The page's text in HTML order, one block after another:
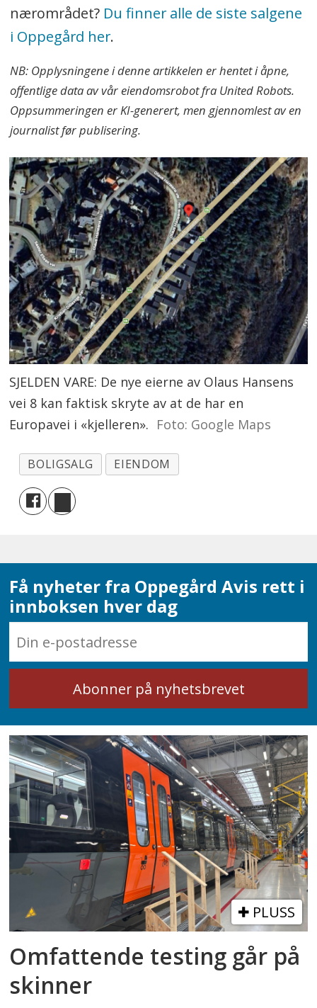
nærområdet? Du finner alle de siste salgene
i Oppegård her.
NB: Opplysningene i denne artikkelen er hentet i åpne,
offentlige data av vår eiendomsrobot fra United Robots.
Oppsummeringen er KI-generert, men gjennomlest av en
journalist før publisering.
SJELDEN VARE: De nye eierne av Olaus Hansens
vei 8 kan faktisk skryte av at de har en
Europavei i «kjelleren». Foto: Google Maps
BOLIGSALG EIENDOM
Få nyheter fra Oppegård Avis rett i
innboksen hver dag
PLUSS
Omfattende testing går på
skinner